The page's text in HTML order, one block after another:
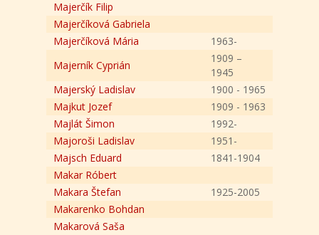
Majerčík Filip
Majerčíková Gabriela
Majerčíková Mária
1963-
Majerník Cyprián
1909 –
1945
Majerský Ladislav
1900 - 1965
Majkut Jozef
1909 - 1963
Majlát Šimon
1992-
Majoroši Ladislav
1951-
Majsch Eduard
1841-1904
Makar Róbert
Makara Štefan
1925-2005
Makarenko Bohdan
Makarová Saša